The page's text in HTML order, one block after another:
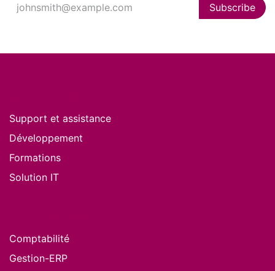
Subscribe
Support et assistance
Développement
Formations
Solution IT
Comptabilité
Gestion-ERP